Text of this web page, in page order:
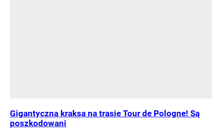
Gigantyczna kraksa na trasie Tour de Pologne! Są
poszkodowani